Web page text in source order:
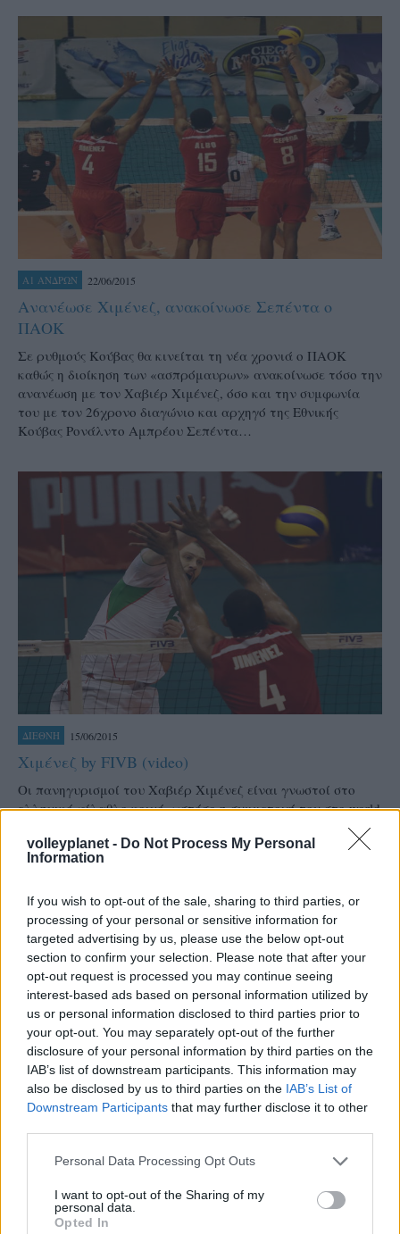
volleyplanet - Do Not Process My Personal
Information
If you wish to opt-out of the sale, sharing to third parties, or
processing of your personal or sensitive information for
targeted advertising by us, please use the below opt-out
section to confirm your selection. Please note that after your
opt-out request is processed you may continue seeing
interest-based ads based on personal information utilized by
us or personal information disclosed to third parties prior to
your opt-out. You may separately opt-out of the further
disclosure of your personal information by third parties on the
IAB’s list of downstream participants. This information may
also be disclosed by us to third parties on the IAB’s List of
Downstream Participants that may further disclose it to other
Please note that this website/app uses one or more Google
not limited to your visit or usage behaviour. You may click to
grant or deny consent to Google and its third-party tags to
Personal Data Processing Opt Outs
I want to opt-out of the Sharing of my
personal data.
Opted In
Α1 ΑΝΔΡΩΝ 22/06/2015
Ανανέωσε Χιμένεζ, ανακοίνωσε Σεπέντα ο
ΠΑΟΚ
Σε ρυθμούς Κούβας θα κινείται τη νέα χρονιά ο ΠΑΟΚ
καθώς η διοίκηση των «ασπρόμαυρων» ανακοίνωσε τόσο την
ανανέωση με τον Χαβιέρ Χιμένεζ, όσο και την συμφωνία
του με τον 26χρονο διαγώνιο και αρχηγό της Εθνικής
Κούβας Ρονάλντο Αμπρέου Σεπέντα…
ΔΙΕΘΝΗ 15/06/2015
Χιμένεζ by FIVB (video)
Οι πανηγυρισμοί του Χαβιέρ Χιμένεζ είναι γνωστοί στο
ελληνικό φίλαθλο κοινό, ωστόσο η συμμετοχή του στο world
ανάγκασαν ακόμη και την FIVB να του αφιερώσει ένα
βίντεο προβάλλοντας τον μοναδικό τρόπο που
Α1 ΑΝΔΡΩΝ 04/05/2015